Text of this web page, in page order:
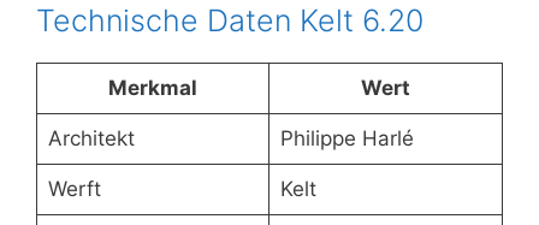
Technische Daten Kelt 6.20
Merkmal Wert
Architekt Philippe Harlé
Werft Kelt